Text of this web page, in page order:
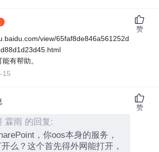
view/65faf8de846a561252d
有帮助。
15
赞
霖雨 的回复:
，你oos本身的服务，
么？这个首先得外网能打开，
赞